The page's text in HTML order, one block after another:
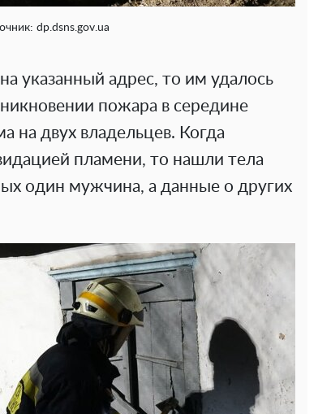
dp.dsns.gov.ua
указанный адрес, то им удалось
пожара в середине
на двух владельцев. Когда
пламени, то нашли тела
один мужчина, а данные о других